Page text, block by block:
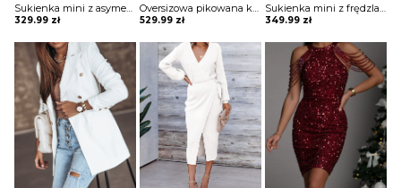
Sukienka mini z asymetryczną falbaną Maguelonne
329.99 zł
Oversizowa pikowana kurtka puchowa z kapturem Thamara
529.99 zł
Sukienka mini z frędzlami na spódnicy Potita
349.99 zł